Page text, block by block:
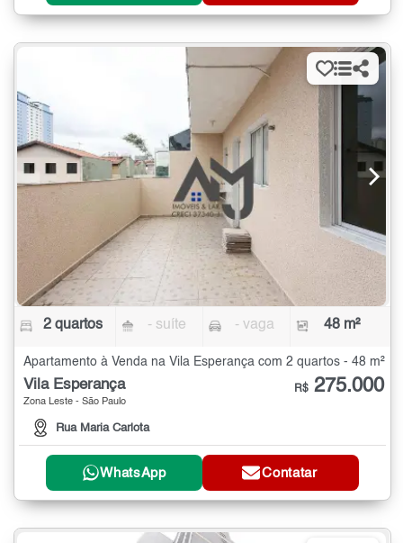
2 quartos - suíte - vaga 48 m²
Apartamento à Venda na Vila Esperança com 2 quartos - 48 m²
Vila Esperança
Zona Leste - São Paulo
Rua Maria Carlota
R$ 275.000
WhatsApp Contatar